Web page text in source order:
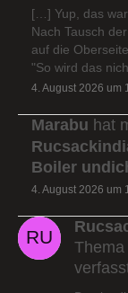
[…] Yup, das
Nach Tausch
auf die
"So wird das
4. August 2026 um
Marabu hat
Boiler
4. August 2026 um
Thema